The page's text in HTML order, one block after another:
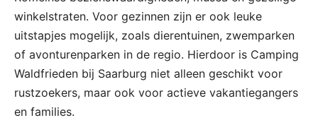
winkelstraten. Voor gezinnen zijn er ook leuke
uitstapjes mogelijk, zoals dierentuinen, zwemparken
of avonturenparken in de regio. Hierdoor is Camping
Waldfrieden bij Saarburg niet alleen geschikt voor
rustzoekers, maar ook voor actieve vakantiegangers
en families.